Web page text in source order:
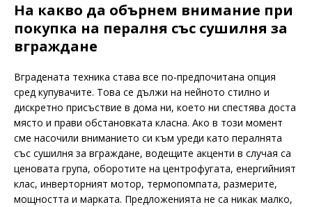
На какво да обърнем внимание при
покупка на пералня със сушилня за
вграждане
Вградената техника става все по-предпочитана опция
сред купувачите. Това се дължи на нейното стилно и
дискретно присъствие в дома ни, което ни спестява доста
място и прави обстановката класна. Ако в този момент
сме насочили вниманието си към уреди като пералнята
със сушилня за вграждане, водещите акценти в случая са
ценовата група, оборотите на центрофугата, енергийният
клас, инверторният мотор, термопомпата, размерите,
мощността и марката. Предложенията не са никак малко,